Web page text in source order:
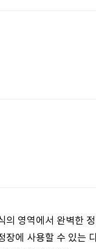
의 영역에서 완벽한
장에 사용할 수 있는